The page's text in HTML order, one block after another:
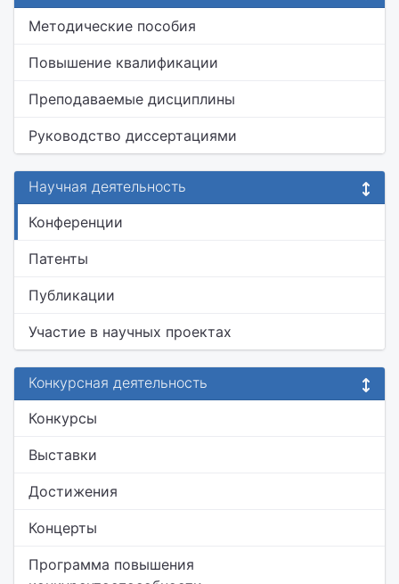
Методические пособия
Повышение квалификации
Преподаваемые дисциплины
Руководство диссертациями
Научная деятельность
Конференции
Патенты
Публикации
Участие в научных проектах
Конкурсная деятельность
Конкурсы
Выставки
Достижения
Концерты
Программа повышения